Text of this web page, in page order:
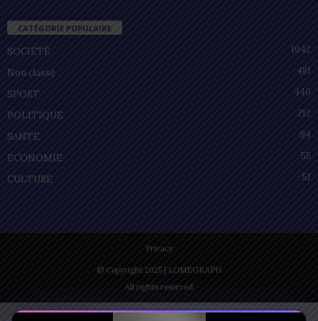
CATÉGORIE POPULAIRE
SOCIÉTÉ
1042
Non classé
481
SPORT
440
POLITIQUE
212
SANTÉ
94
ECONOMIE
55
CULTURE
51
Privacy
© Copyright 2025 | LOMEGRAPH
All rights reserved